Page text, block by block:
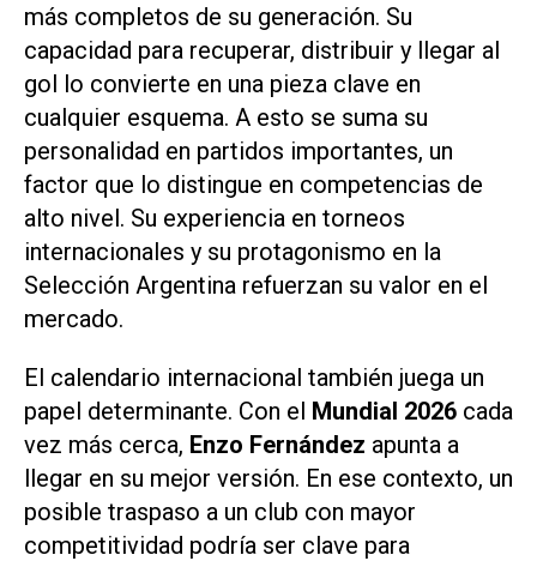
más completos de su generación. Su
capacidad para recuperar, distribuir y llegar al
gol lo convierte en una pieza clave en
cualquier esquema. A esto se suma su
personalidad en partidos importantes, un
factor que lo distingue en competencias de
alto nivel. Su experiencia en torneos
internacionales y su protagonismo en la
Selección Argentina refuerzan su valor en el
mercado.
El calendario internacional también juega un
papel determinante. Con el Mundial 2026 cada
vez más cerca, Enzo Fernández apunta a
llegar en su mejor versión. En ese contexto, un
posible traspaso a un club con mayor
competitividad podría ser clave para